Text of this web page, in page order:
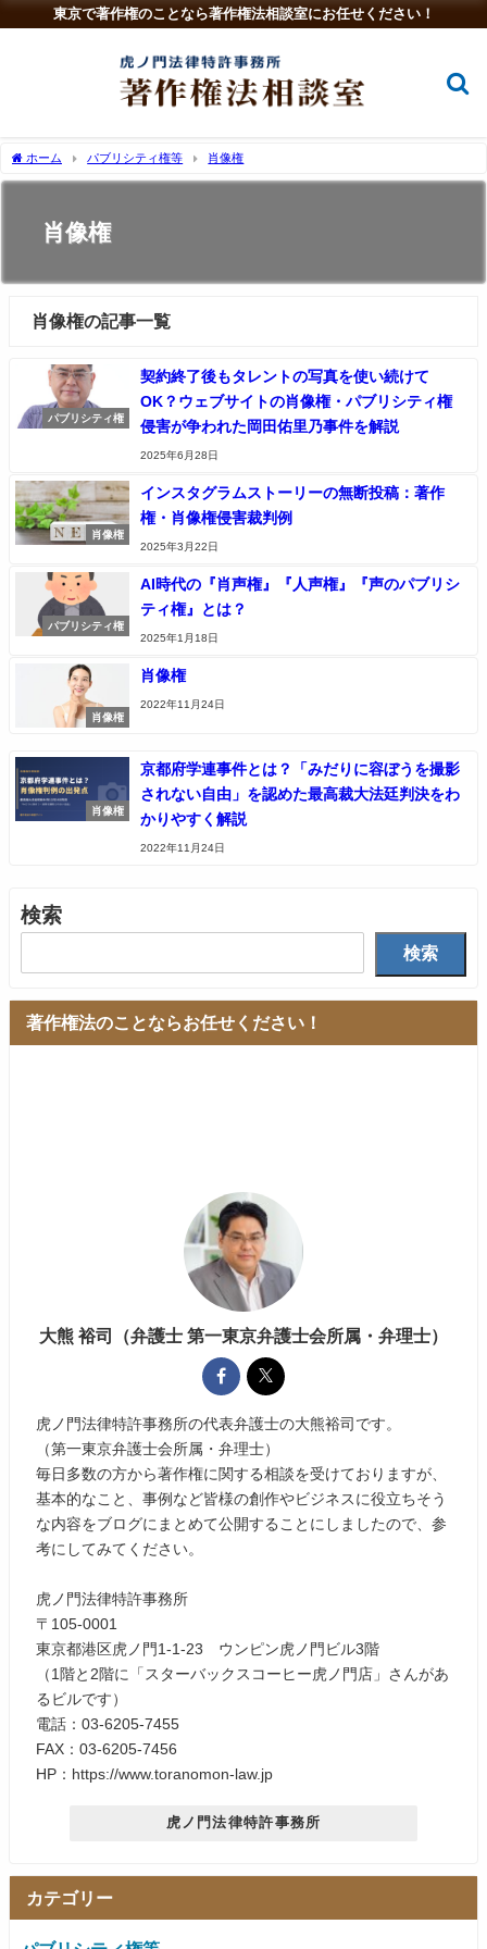
東京で著作権のことなら著作権法相談室にお任せください！
ホーム パブリシティ権等 肖像権
肖像権
肖像権の記事一覧
パブリシティ権
契約終了後もタレントの写真を使い続けて
OK？ウェブサイトの肖像権・パブリシティ権
侵害が争われた岡田佑里乃事件を解説
2025年6月28日
肖像権
インスタグラムストーリーの無断投稿：著作
権・肖像権侵害裁判例
2025年3月22日
パブリシティ権
AI時代の『肖声権』『人声権』『声のパブリシ
ティ権』とは？
2025年1月18日
肖像権
肖像権
2022年11月24日
肖像権
京都府学連事件とは？「みだりに容ぼうを撮影
されない自由」を認めた最高裁大法廷判決をわ
かりやすく解説
2022年11月24日
検索
検索
著作権法のことならお任せください！
大熊 裕司（弁護士 第一東京弁護士会所属・弁理士）
虎ノ門法律特許事務所の代表弁護士の大熊裕司です。
（第一東京弁護士会所属・弁理士）
毎日多数の方から著作権に関する相談を受けておりますが、
基本的なこと、事例など皆様の創作やビジネスに役立ちそう
な内容をブログにまとめて公開することにしましたので、参
考にしてみてください。
虎ノ門法律特許事務所
〒105-0001
東京都港区虎ノ門1-1-23 ウンピン虎ノ門ビル3階
（1階と2階に「スターバックスコーヒー虎ノ門店」さんがあ
るビルです）
電話：03-6205-7455
FAX：03-6205-7456
HP：https://www.toranomon-law.jp
虎ノ門法律特許事務所
カテゴリー